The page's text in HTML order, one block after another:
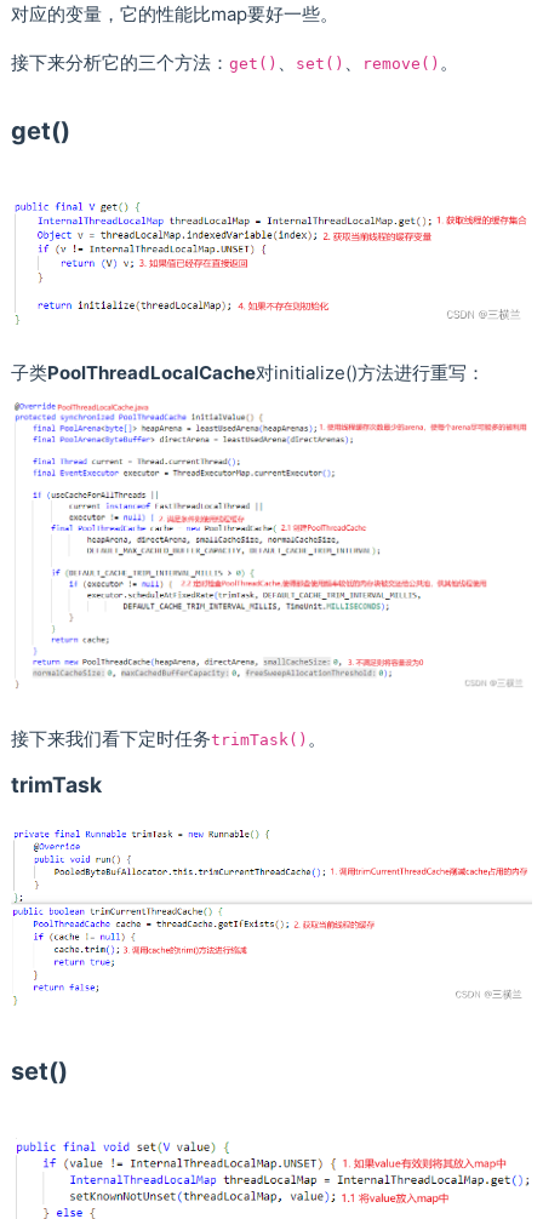
对应的变量，它的性能比map要好一些。
接下来分析它的三个方法：get() set() remove() 。
get()
子类PoolThreadLocalCache对initialize()方法进行重写：
接下来我们看下定时任务trimTask() 。
trimTask
set()